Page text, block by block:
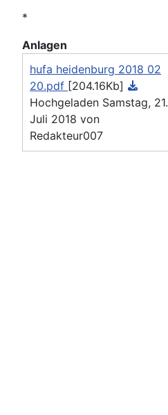
*
Anlagen
hufa heidenburg 2018 02
20.pdf [204.16Kb]
Hochgeladen Samstag, 21.
Juli 2018 von
Redakteur007